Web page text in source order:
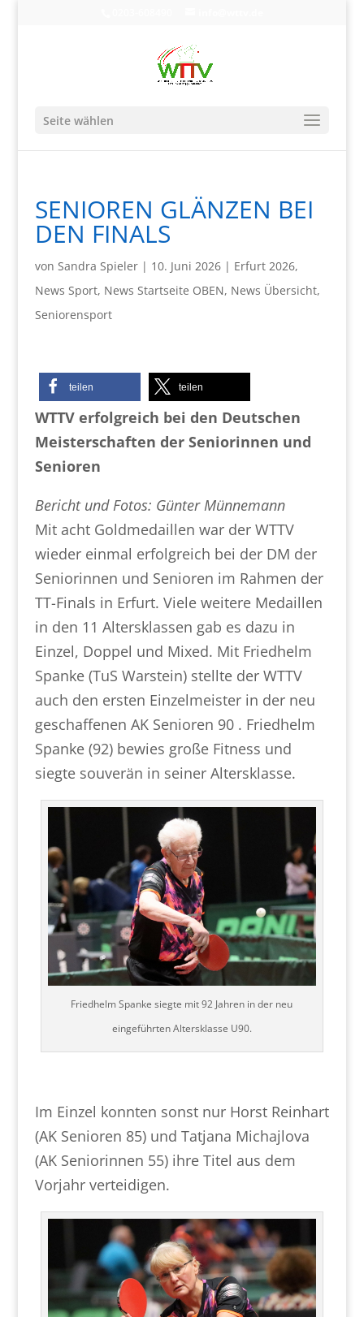
Seite wählen
SENIOREN GLÄNZEN BEI
DEN FINALS
von Sandra Spieler| 10. Juni 2026| Erfurt 2026,
News Sport, News Startseite OBEN, News Übersicht,
Seniorensport
teilen teilen
WTTV erfolgreich bei den Deutschen
Meisterschaften der Seniorinnen und
Senioren
Bericht und Fotos: Günter Münnemann
Mit acht Goldmedaillen war der WTTV
wieder einmal erfolgreich bei der DM der
Seniorinnen und Senioren im Rahmen der
TT-Finals in Erfurt. Viele weitere Medaillen
in den 11 Altersklassen gab es dazu in
Einzel, Doppel und Mixed. Mit Friedhelm
Spanke (TuS Warstein) stellte der WTTV
auch den ersten Einzelmeister in der neu
geschaffenen AK Senioren 90 . Friedhelm
Spanke (92) bewies große Fitness und
siegte souverän in seiner Altersklasse.
Friedhelm Spanke siegte mit 92 Jahren in der neu
eingeführten Altersklasse U90.
Im Einzel konnten sonst nur Horst Reinhart
(AK Senioren 85) und Tatjana Michajlova
(AK Seniorinnen 55) ihre Titel aus dem
Vorjahr verteidigen.